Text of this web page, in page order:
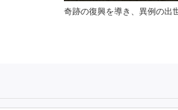
奇跡の復興を導き、異例の出